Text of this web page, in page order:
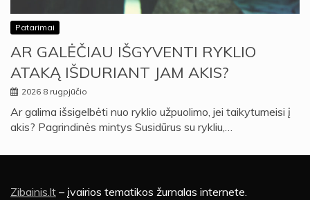
Patarimai
AR GALĖČIAU IŠGYVENTI RYKLIO
ATAKĄ IŠDURIANT JAM AKIS?
2026 8 rugpjūčio
Ar galima išsigelbėti nuo ryklio užpuolimo, jei taikytumeisi į
akis? Pagrindinės mintys Susidūrus su rykliu,…
Zibainis.lt – įvairios tematikos žurnalas internete.